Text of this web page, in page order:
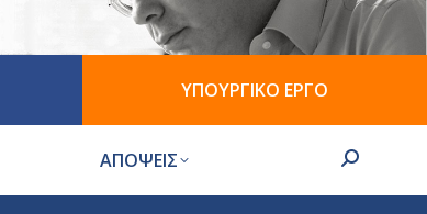
ΥΠΟΥΡΓΙΚΟ ΕΡΓΟ
ΑΠΟΨΕΙΣ Search: